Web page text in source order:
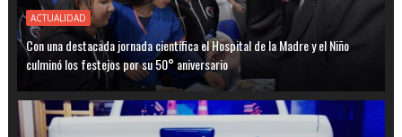
ACTUALIDAD
Con una destacada jornada científica el Hospital de la Madre y el Niño
culminó los festejos por su 50° aniversario